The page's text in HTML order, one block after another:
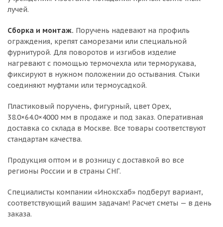
лучей.
Сборка и монтаж. Поручень надевают на профиль
ограждения, крепят саморезами или специальной
фурнитурой. Для поворотов и изгибов изделие
нагревают с помощью термочехла или терморукава,
фиксируют в нужном положении до остывания. Стыки
соединяют муфтами или термоусадкой.
Пластиковый поручень, фигурный, цвет Орех,
38.0×64.0×4000 мм в продаже и под заказ. Оперативная
доставка со склада в Москве. Все товары соответствуют
стандартам качества.
Продукция оптом и в розницу с доставкой во все
регионы России и в страны СНГ.
Специалисты компании «Иноксхаб» подберут вариант,
соответствующий вашим задачам! Расчет сметы — в день
заказа.